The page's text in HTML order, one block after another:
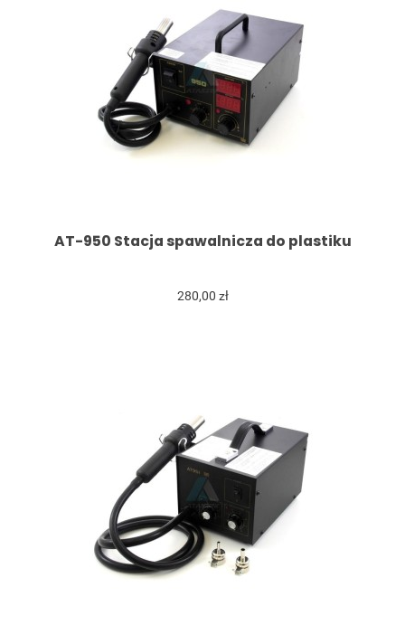
AT-950 Stacja spawalnicza do plastiku
280,00 zł